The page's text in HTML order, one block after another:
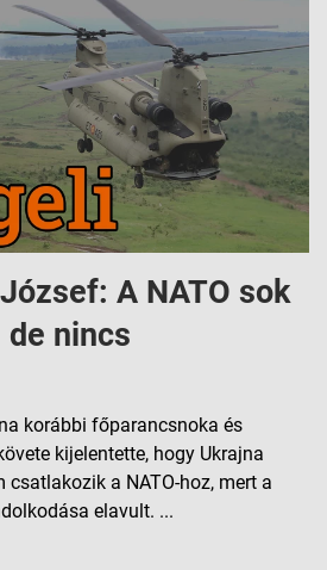
A NATO sok
nincs
korábbi főparancsnoka és
kijelentette, hogy Ukrajna
a NATO-hoz, mert a
elavult. ...